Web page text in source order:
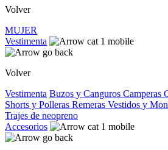
Volver
MUJER
Vestimenta
Volver
Vestimenta Buzos y Canguros Camperas
Shorts y Polleras Remeras Vestidos y
Trajes de neopreno
Accesorios